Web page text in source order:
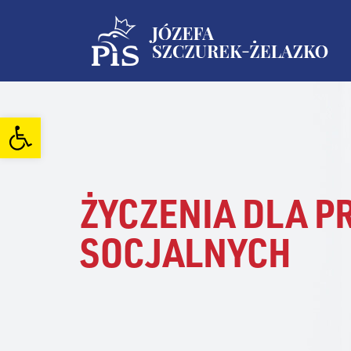
Open toolbar
ŻYCZENIA DLA
SOCJALNYCH